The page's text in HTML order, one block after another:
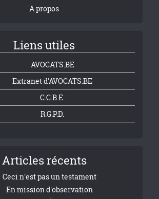
A propos
Liens utiles
AVOCATS.BE
Extranet d'AVOCATS.BE
C.C.B.E.
R.G.P.D.
Articles récents
Ceci n'est pas un testament
En mission d'observation